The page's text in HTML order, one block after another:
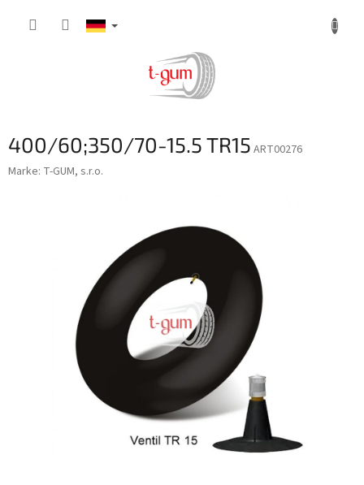
400/60;350/70-15.5 TR15 ART00276
Marke: T-GUM, s.r.o.